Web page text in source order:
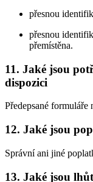
přesnou
přesnou
přemístěna.
11. Jaké jsou
dispozici
Předepsané formuláře
12. Jaké jsou
Správní ani jiné
13. Jaké jsou